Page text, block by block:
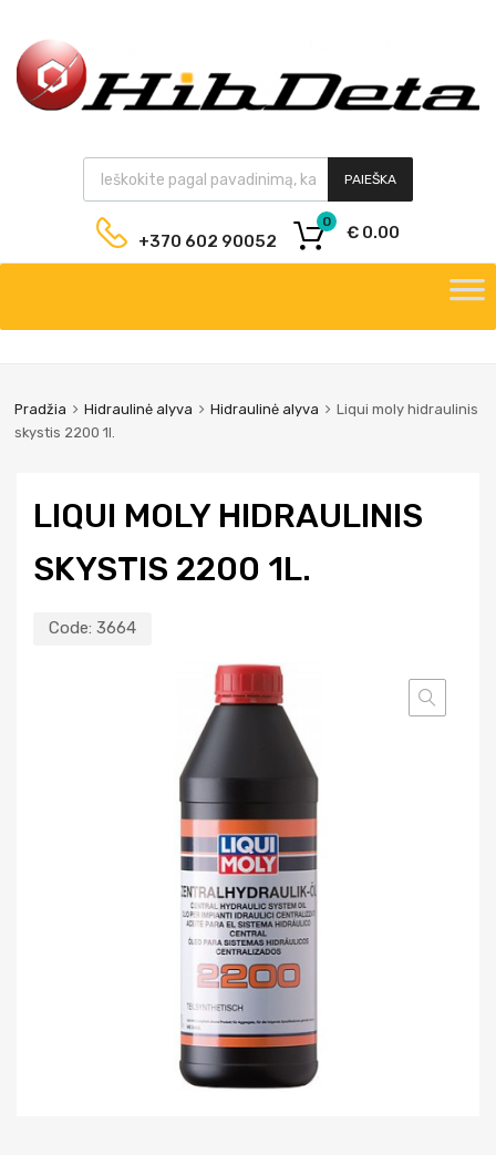
PAIEŠKA
+370 602 90052 € 0.00
0
Pradžia Hidraulinė alyva Hidraulinė alyva
Liqui moly hidraulinis
skystis 2200 1l.
LIQUI MOLY HIDRAULINIS
SKYSTIS 2200 1L.
Code: 3664